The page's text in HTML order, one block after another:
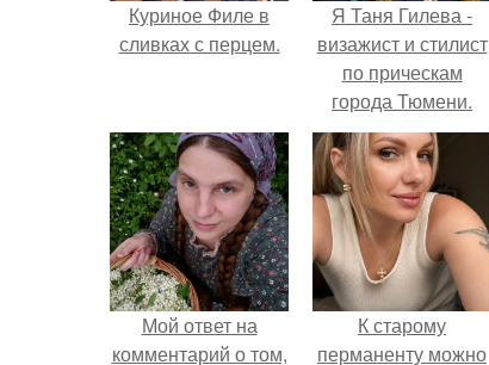
Куриное Филе в
сливках с перцем.
Я Таня Гилева -
визажист и стилист
по прическам
города Тюмени.
Мой ответ на
комментарий о том,
К старому
перманенту можно